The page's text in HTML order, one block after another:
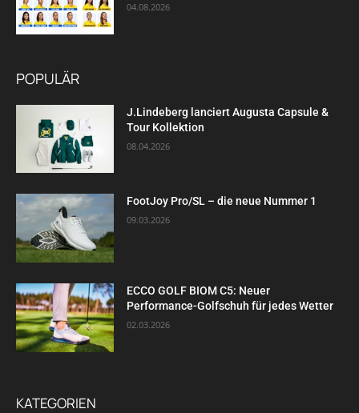
04.08.2026
POPULÄR
J.Lindeberg lanciert Augusta Capsule &
Tour Kollektion
08.04.2026
FootJoy Pro/SL – die neue Nummer 1
09.03.2026
ECCO GOLF BIOM C5: Neuer
Performance-Golfschuh für jedes Wetter
02.03.2026
KATEGORIEN